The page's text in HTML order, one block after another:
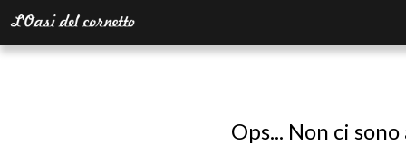
Ops... Non ci